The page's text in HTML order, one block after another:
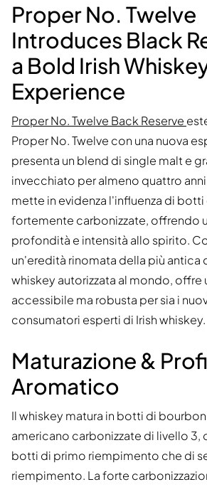
Proper No. Twelve
Introduces Black
a Bold Irish
Experience
Proper No. Twelve Back Reserve
Proper No. Twelve con una nuova
presenta un blend di single malt e
invecchiato per almeno quattro
mette in evidenza l'influenza di
fortemente carbonizzate, offrendo
profondità e intensità allo spirito.
un'eredità rinomata della più antica
whiskey autorizzata al mondo, offre
accessibile ma robusta per sia i
consumatori esperti di Irish whiskey.
Maturazione &
Aromatico
Il whiskey matura in botti di
americano carbonizzate di livello 3,
botti di primo riempimento che di
riempimento. La forte